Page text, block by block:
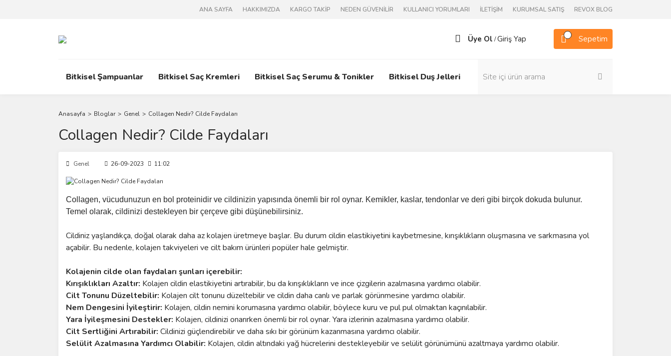
ANA SAYFA HAKKIMIZDA KARGO TAKİP NEDEN GÜVENİLİR KULLANICI YORUMLARI İLETİŞİM KURUMSAL SATIŞ REVOX BLOG
Üye Ol /Giriş Yap Sepetim
Bitkisel Şampuanlar Bitkisel Saç Kremleri Bitkisel Saç Serumu & Tonikler Bitkisel Duş Jelleri
Anasayfa Bloglar Genel Collagen Nedir? Cilde Faydaları
Collagen Nedir? Cilde Faydaları
Genel 26-09-2023 11:02
Collagen, vücudunuzun en bol proteinidir ve cildinizin yapısında önemli bir rol oynar. Kemikler, kaslar, tendonlar ve deri gibi birçok dokuda bulunur.
Temel olarak, cildinizi destekleyen bir çerçeve gibi düşünebilirsiniz.
Cildiniz yaşlandıkça, doğal olarak daha az kolajen üretmeye başlar. Bu durum cildin elastikiyetini kaybetmesine, kırışıklıkların oluşmasına ve sarkmasına yol
açabilir. Bu nedenle, kolajen takviyeleri ve cilt bakım ürünleri popüler hale gelmiştir.
Kolajenin cilde olan faydaları şunları içerebilir:
Kırışıklıkları Azaltır: Kolajen cildin elastikiyetini artırabilir, bu da kırışıklıkların ve ince çizgilerin azalmasına yardımcı olabilir.
Cilt Tonunu Düzeltebilir: Kolajen cilt tonunu düzeltebilir ve cildin daha canlı ve parlak görünmesine yardımcı olabilir.
Nem Dengesini İyileştirir: Kolajen, cildin nemini korumasına yardımcı olabilir, böylece kuru ve pul pul olmaktan kaçınılabilir.
Yara İyileşmesini Destekler: Kolajen, cildinizi onarırken önemli bir rol oynar. Yara izlerinin azalmasına yardımcı olabilir.
Cilt Sertliğini Artırabilir: Cildinizi güçlendirebilir ve daha sıkı bir görünüm kazanmasına yardımcı olabilir.
Selülit Azalmasına Yardımcı Olabilir: Kolajen, cildin altındaki yağ hücrelerini destekleyebilir ve selülit görünümünü azaltmaya yardımcı olabilir.